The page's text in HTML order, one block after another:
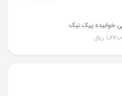
خوابیده پیک نیک
ریال